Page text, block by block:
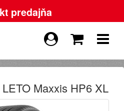
predajňa
Maxxis HP6 XL